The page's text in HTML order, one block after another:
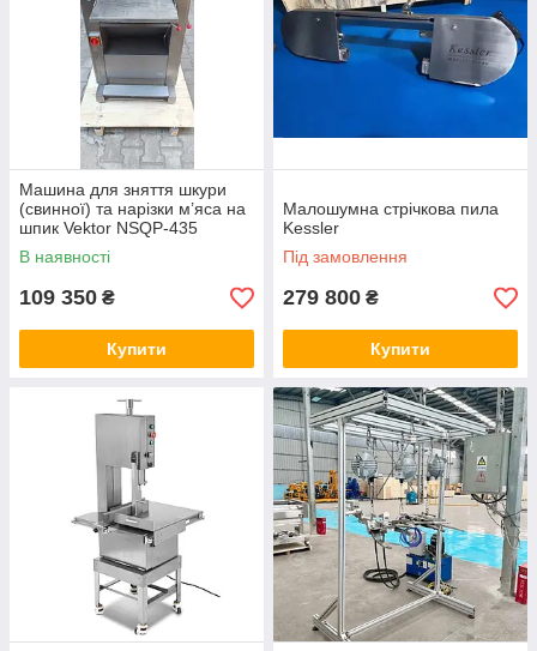
Машина для зняття шкури
(свинної) та нарізки м’яса на
шпик Vektor NSQP-435
В наявності
109 350 ₴
Купити
Малошумна стрічкова пила
Kessler
Під замовлення
279 800 ₴
Купити